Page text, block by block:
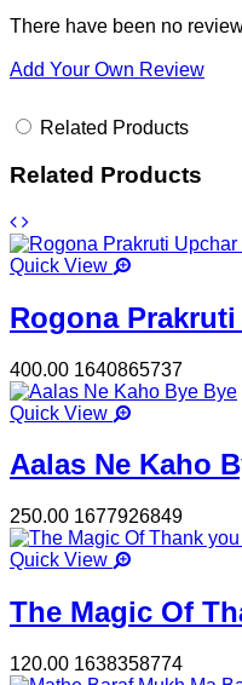
There have been no
Add Your Own Review
Related Products
Related Products
Quick View
Rogona
400.00 1640865737
Quick View
Aalas Ne Kaho
250.00 1677926849
Quick View
The Magic Of
120.00 1638358774